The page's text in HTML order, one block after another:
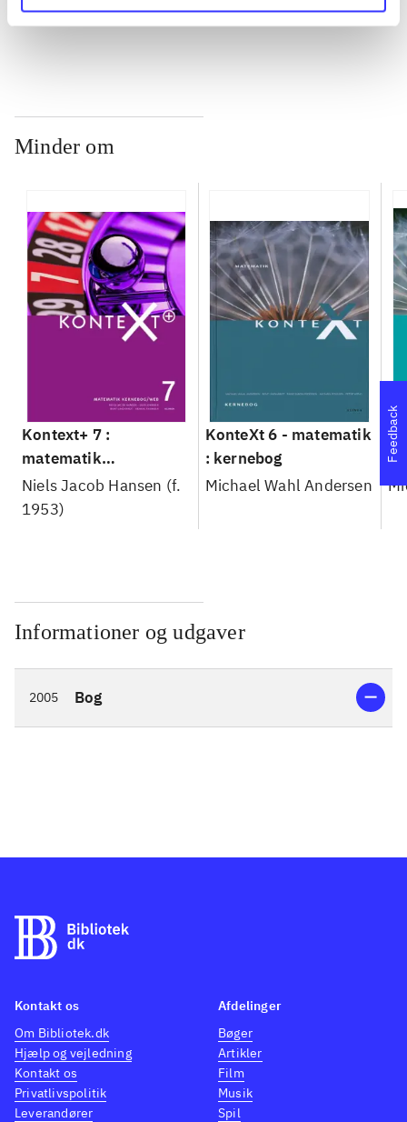
...
Minder om
Kontext+ 7 :
matematik
kernebog/web
Niels Jacob Hansen (f.
1953)
KonteXt 6 - matematik
: kernebog
Michael Wahl Andersen
:
Informationer og udgaver
2005 Bog
Feedback
Kontakt os
Om Bibliotek.dk
Hjælp og vejledning
Kontakt os
Privatlivspolitik
Leverandører
Afdelinger
Bøger
Artikler
Film
Musik
Spil